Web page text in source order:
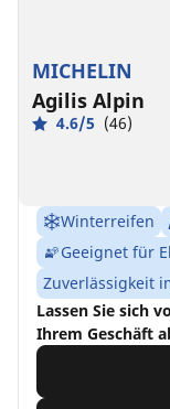
MICHELIN
Agilis Alpin
4.6/5 (46)
Winterreifen
Geeignet für
Zuverlässigkeit
Lassen Sie sich
Ihrem Geschäft